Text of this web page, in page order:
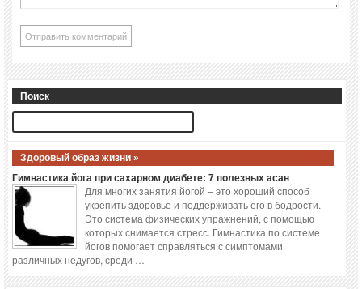
Поиск
Здоровый образ жизни »
Гимнастика йога при сахарном диабете: 7 полезных асан
Для многих занятия йогой – это хороший способ
укрепить здоровье и поддерживать его в бодрости.
Это система физических упражнений, с помощью
которых снимается стресс. Гимнастика по системе
йогов помогает справляться с симптомами
различных недугов, среди …